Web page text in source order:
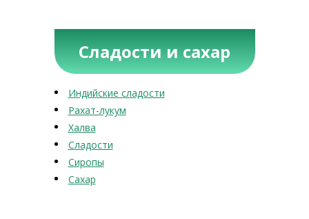
Сладости и сахар
Индийские сладости
Рахат-лукум
Халва
Сладости
Сиропы
Сахар